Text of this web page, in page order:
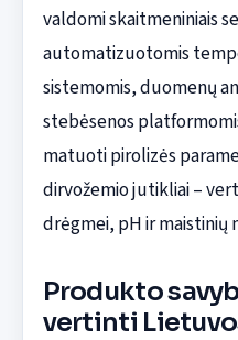
valdomi skaitmeniniais
automatizuotomis
sistemomis, duomenų
stebėsenos
matuoti pirolizės
dirvožemio jutikliai –
drėgmei, pH ir maistinių
Produkto
vertinti